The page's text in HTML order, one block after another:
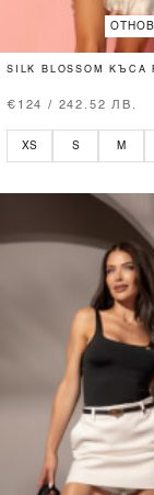
SILK BLOSSOM КЪСА
€124 / 242.52 ЛВ.
XS S M